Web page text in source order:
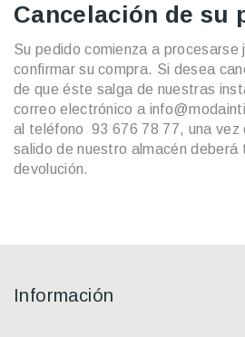
Cancelación de su
Su pedido comienza a procesarse
confirmar su compra. Si desea
de que éste salga de nuestras
correo electrónico a
al teléfono 93 676 78 77, una vez
salido de nuestro almacén deberá
devolución.
Información